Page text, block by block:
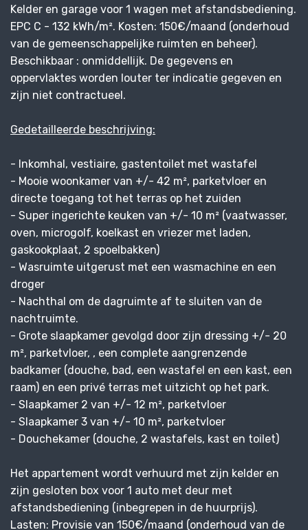
Kelder en garage voor 1 wagen met afstandsbediening.
EPC C - 132 kWh/m². Kosten: 150€/maand (onderhoud
van de gemeenschappelijke ruimten en beheer).
Beschikbaar : onmiddellijk. De gegevens en
oppervlaktes worden louter ter indicatie gegeven en
zijn niet contractueel.
Gedetailleerde beschrijving:
- Inkomhal, vestiaire, gastentoilet met wastafel
- Mooie woonkamer van +/- 42 m², parketvloer en
directe toegang tot het terras op het zuiden
- Super ingerichte keuken van +/- 10 m² (vaatwasser,
oven, microgolf, koelkast en vriezer met laden,
gaskookplaat, 2 spoelbakken)
- Wasruimte uitgerust met een wasmachine en een
droger
- Nachthal om de dagruimte af te sluiten van de
nachtruimte.
- Grote slaapkamer gevolgd door zijn dressing +/- 20
m², parketvloer, , een complete aangrenzende
badkamer (douche, bad, een wastafel en een kast, een
raam) en een privé terras met uitzicht op het park.
- Slaapkamer 2 van +/- 12 m², parketvloer
- Slaapkamer 3 van +/- 10 m², parketvloer
- Douchekamer (douche, 2 wastafels, kast en toilet)
Het appartement wordt verhuurd met zijn kelder en
zijn gesloten box voor 1 auto met deur met
afstandsbediening (inbegrepen in de huurprijs).
Lasten: Provisie van 150€/maand (onderhoud van de